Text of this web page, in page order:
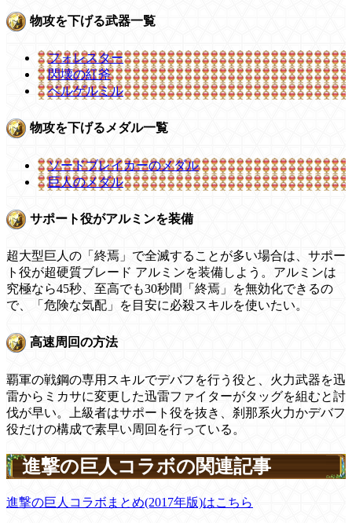
物攻を下げる武器一覧
フォレスター
閃壊の紅斧
ベルゲルミル
物攻を下げるメダル一覧
ソードブレイカーのメダル
巨人のメダル
サポート役がアルミンを装備
超大型巨人の「終焉」で全滅することが多い場合は、サポー
ト役が超硬質ブレード アルミンを装備しよう。アルミンは
究極なら45秒、至高でも30秒間「終焉」を無効化できるの
で、「危険な気配」を目安に必殺スキルを使いたい。
高速周回の方法
覇軍の戦鋼の専用スキルでデバフを行う役と、火力武器を迅
雷からミカサに変更した迅雷ファイターがタッグを組むと討
伐が早い。上級者はサポート役を抜き、刹那系火力かデバフ
役だけの構成で素早い周回を行っている。
進撃の巨人コラボの関連記事
進撃の巨人コラボまとめ(2017年版)はこちら